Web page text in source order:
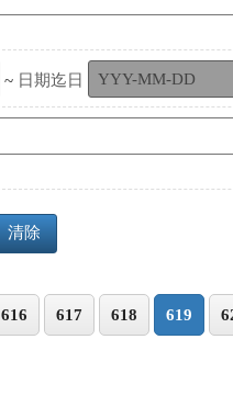
~ 日期迄日
清除
616 617 618 619